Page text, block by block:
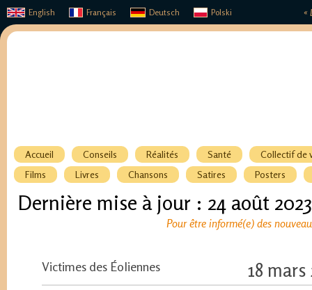
«
English Français Deutsch Polski
Accueil Conseils Réalités Santé
Collectif de
Films
Livres Chansons Satires Posters
Dernière mise à jour : 24 août 2023
Pour être informé(e) des
Victimes des Éoliennes 18 mars